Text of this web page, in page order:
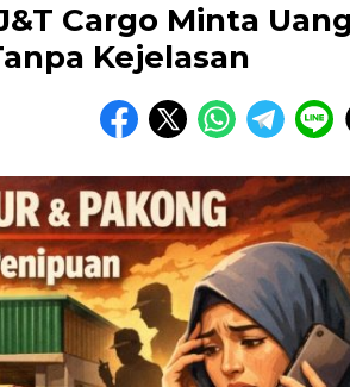
Cargo Minta
Kejelasan